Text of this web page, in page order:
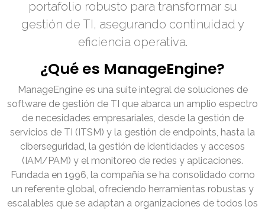
portafolio robusto para transformar su
gestión de TI, asegurando continuidad y
eficiencia operativa.
¿Qué es ManageEngine?
ManageEngine es una suite integral de soluciones de
software de gestión de TI que abarca un amplio espectro
de necesidades empresariales, desde la gestión de
servicios de TI (ITSM) y la gestión de endpoints, hasta la
ciberseguridad, la gestión de identidades y accesos
(IAM/PAM) y el monitoreo de redes y aplicaciones.
Fundada en 1996, la compañía se ha consolidado como
un referente global, ofreciendo herramientas robustas y
escalables que se adaptan a organizaciones de todos los